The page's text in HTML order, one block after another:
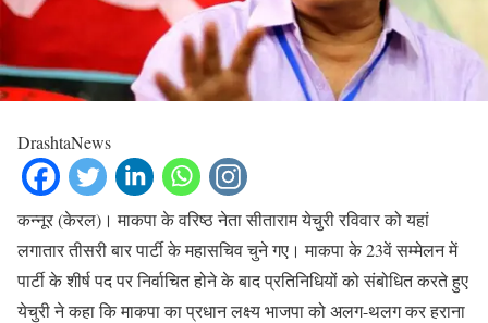
DrashtaNews
कन्नूर (केरल)। माकपा के वरिष्ठ नेता सीताराम येचुरी रविवार को यहां
लगातार तीसरी बार पार्टी के महासचिव चुने गए। माकपा के 23वें सम्मेलन में
पार्टी के शीर्ष पद पर निर्वाचित होने के बाद प्रतिनिधियों को संबोधित करते हुए
येचुरी ने कहा कि माकपा का प्रधान लक्ष्य भाजपा को अलग-थलग कर हराना